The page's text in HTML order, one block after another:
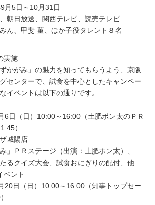
月5日～10月31日
朝日放送、関西テレビ、読売テレビ
ん、甲斐 菫、ほか子役タレント８名
実施
かがみ」の魅力を知ってもらうよう、京阪
センターで、試食を中心としたキャンペー
イベントは以下の通りです。
6日（日）10:00～16:00（土肥ポン太のＰＲ
）
城陽店
」ＰＲステージ（出演：土肥ポン太）、
るクイズ大会、試食おにぎりの配付、他
ベント
20日（日）10:00～16:00（知事トップセー